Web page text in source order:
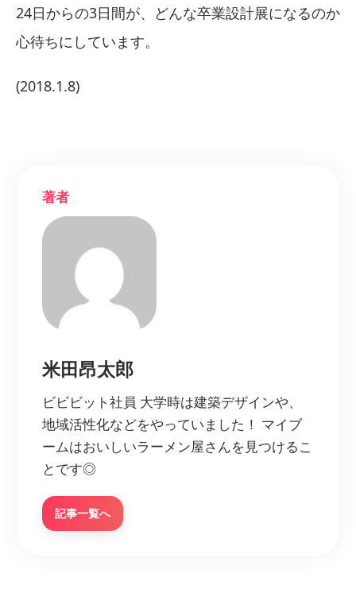
24日からの3日間が、どんな卒業設計展になるのか
心待ちにしています。
(2018.1.8)
著者
米田昂太郎
ビビビット社員 大学時は建築デザインや、
地域活性化などをやっていました！ マイブ
ームはおいしいラーメン屋さんを見つけるこ
とです◎
記事一覧へ